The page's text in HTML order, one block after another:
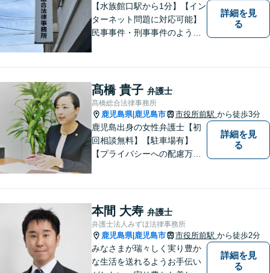
【水族館口駅から1分】【イン
ターネット問題に対応可能】
民事事件・刑事事件のような
合わせも受け付けておりま
す。お気軽にご相談くださ
い。
詳細を見
る
髙橋 貴子 弁護士
髙橋総合法律事務所
鹿児島県| 鹿児島市 市役所前駅 から徒歩3分
鹿児島出身の女性弁護士【初
回相談無料】【駐車場有】
【プライバシーへの配慮万
詳細を見
る
本間 大寿 弁護士
弁護士法人みずほ法律事務所
鹿児島県| 鹿児島市 市役所前駅 から徒歩2分
みなさまが瑞々しく実り豊か
な生活を送れるようお手伝い
詳細を見
る